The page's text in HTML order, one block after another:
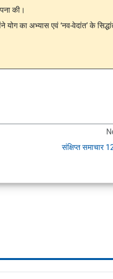
की।
का अभ्यास एवं ‘नव-वेदांत’ के
संक्षिप्त समाचार